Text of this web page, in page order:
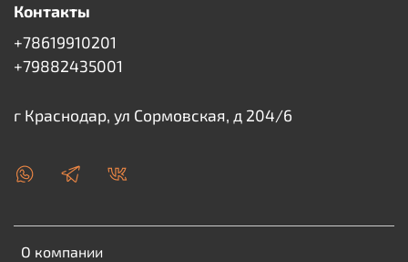
О компании
Контакты
+78619910201
+79882435001
г Краснодар, ул Сормовская, д 204/6